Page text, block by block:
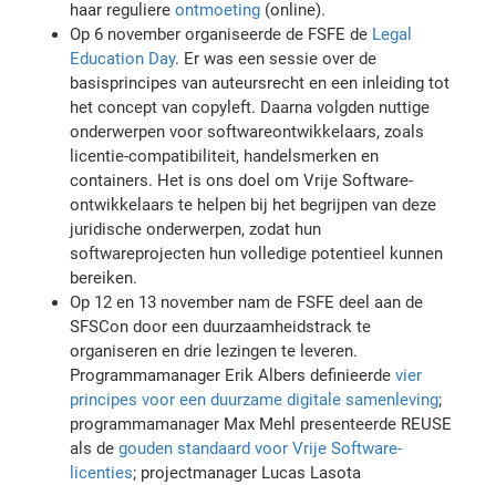
haar reguliereontmoeting (online).
Op 6 november organiseerde de FSFE de Legal
Education Day. Er was een sessie over de
basisprincipes van auteursrecht en een inleiding tot
het concept van copyleft. Daarna volgden nuttige
onderwerpen voor softwareontwikkelaars, zoals
licentie-compatibiliteit, handelsmerken en
containers. Het is ons doel om Vrije Software-
ontwikkelaars te helpen bij het begrijpen van deze
juridische onderwerpen, zodat hun
softwareprojecten hun volledige potentieel kunnen
bereiken.
Op 12 en 13 november nam de FSFE deel aan de
SFSCon door een duurzaamheidstrack te
organiseren en drie lezingen te leveren.
Programmamanager Erik Albers definieerdevier
principes voor een duurzame digitale samenleving;
programmamanager Max Mehl presenteerde REUSE
als degouden standaard voor Vrije Software-
licenties; projectmanager Lucas Lasota